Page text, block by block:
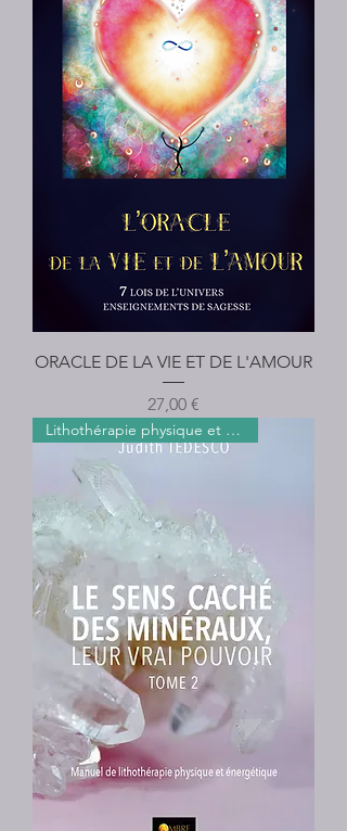
ORACLE DE LA VIE ET DE L'AMOUR
Prix
27,00 €
Lithothérapie physique et éner